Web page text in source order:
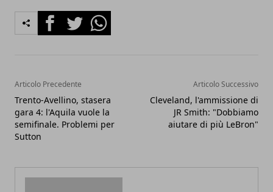
FacebookTwitterWhatsapp
Articolo Precedente
Trento-Avellino, stasera
gara 4: l'Aquila vuole la
semifinale. Problemi per
Sutton
Articolo Successivo
Cleveland, l'ammissione di
JR Smith: "Dobbiamo
aiutare di più LeBron"